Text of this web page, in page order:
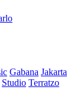
Gabana Jakarta
Studio Terratzo